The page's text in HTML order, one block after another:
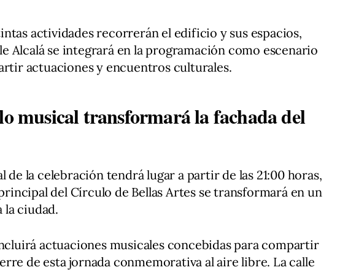
actividades recorrerán el edificio y sus espacios,
Alcalá se integrará en la programación como escenario
actuaciones y encuentros culturales.
musical transformará la fachada del
de la celebración tendrá lugar a partir de las 21:00 horas,
del Círculo de Bellas Artes se transformará en un
la ciudad.
actuaciones musicales concebidas para compartir
de esta jornada conmemorativa al aire libre. La calle